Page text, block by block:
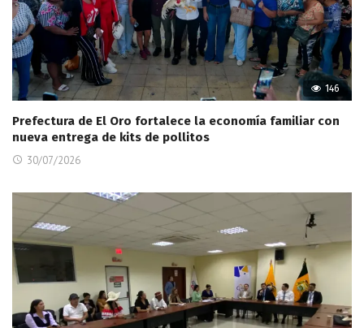
146
Prefectura de El Oro fortalece la economía familiar con
nueva entrega de kits de pollitos
30/07/2026